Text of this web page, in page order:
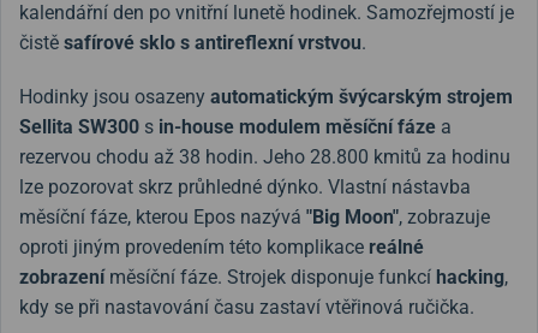
kalendářní den po vnitřní lunetě hodinek. Samozřejmostí je
čistě safírové sklo s antireflexní vrstvou.
Hodinky jsou osazeny automatickým švýcarským strojem
Sellita SW300 s in-house modulem měsíční fáze a
rezervou chodu až 38 hodin. Jeho 28.800 kmitů za hodinu
lze pozorovat skrz průhledné dýnko. Vlastní nástavba
měsíční fáze, kterou Epos nazývá "Big Moon", zobrazuje
oproti jiným provedením této komplikace reálné
zobrazeníměsíční fáze. Strojek disponuje funkcí hacking,
kdy se při nastavování času zastaví vtěřinová ručička.